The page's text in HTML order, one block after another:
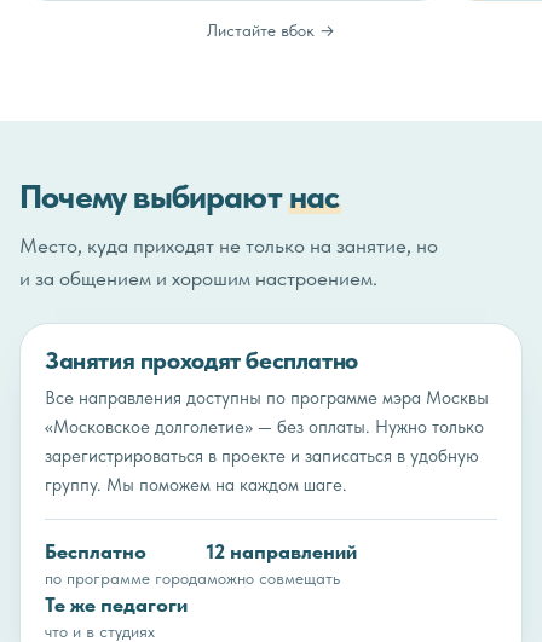
Листайте вбок →
Почему выбираютнас
Место, куда приходят не только на занятие, но
и за общением и хорошим настроением.
Занятия проходят бесплатно
Все направления доступны по программе мэра Москвы
«Московское долголетие» — без оплаты. Нужно только
зарегистрироваться в проекте и записаться в удобную
группу. Мы поможем на каждом шаге.
Бесплатно
по программе города
12 направлений
можно совмещать
Те же педагоги
что и в студиях